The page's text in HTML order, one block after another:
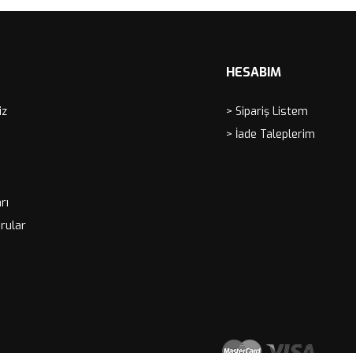
HESABIM
> Sipariş Listem
> İade Taleplerim